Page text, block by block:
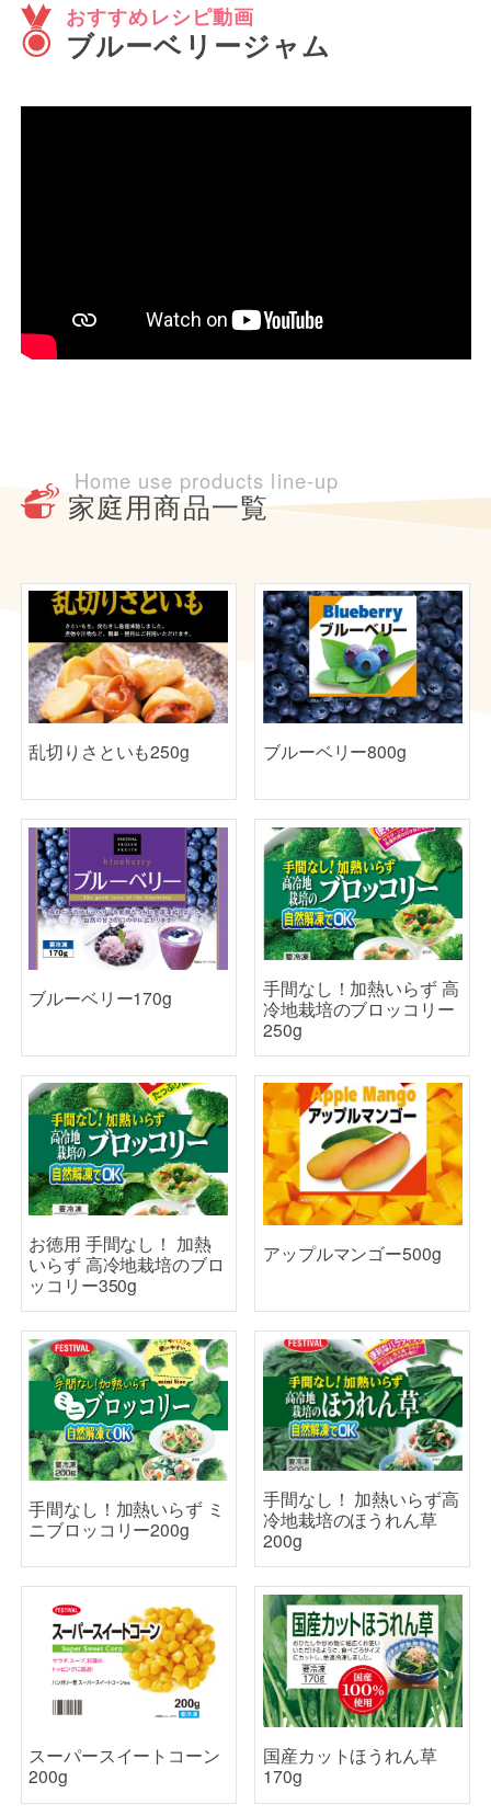
ブルーベリージャム
Home use products line-up
家庭用商品一覧
乱切りさといも250g ブルーベリー800g
ブルーベリー170g
手間なし！加熱いらず 高
冷地栽培のブロッコリー
250g
お徳用 手間なし！ 加熱
いらず 高冷地栽培のブロ
ッコリー350g
アップルマンゴー500g
手間なし！加熱いらず ミ
ニブロッコリー200g
手間なし！ 加熱いらず高
冷地栽培のほうれん草
200g
スーパースイートコーン
200g
国産カットほうれん草
170g